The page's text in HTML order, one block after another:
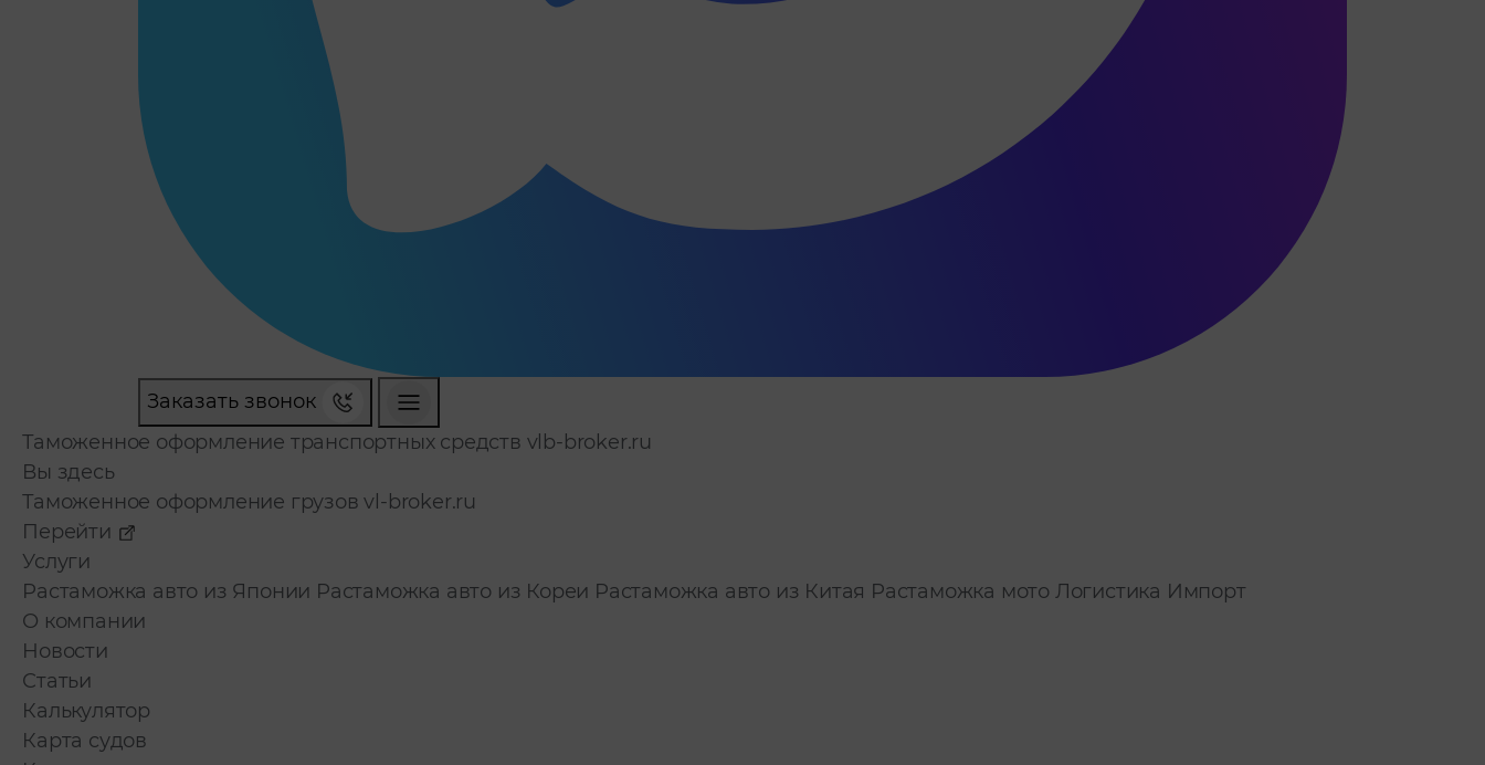
Заказать звонок
Таможенное оформление транспортных средств vlb-broker.ru
Вы здесь
Таможенное оформление грузов vl-broker.ru
Перейти
Услуги
Растаможка авто из Японии Растаможка авто из Кореи Растаможка авто из Китая Растаможка мото Логистика Импорт
О компании
Новости
Статьи
Калькулятор
Карта судов